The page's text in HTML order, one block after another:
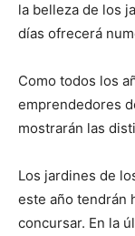
la belleza de los
días ofrecerá
Como todos los
emprendedores
mostrarán las
Los jardines de
este año tendrán
concursar. En la